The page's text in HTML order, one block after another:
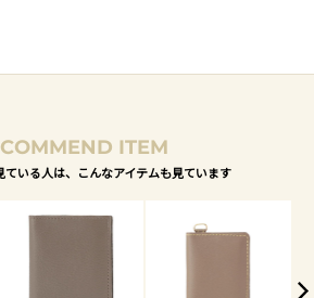
ITEM
ている人は、こんなアイテムも見ています